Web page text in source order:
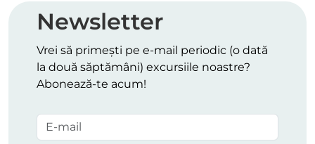
Newsletter
Vrei să primești pe e-mail periodic (o dată
la două săptămâni) excursiile noastre?
Abonează-te acum!